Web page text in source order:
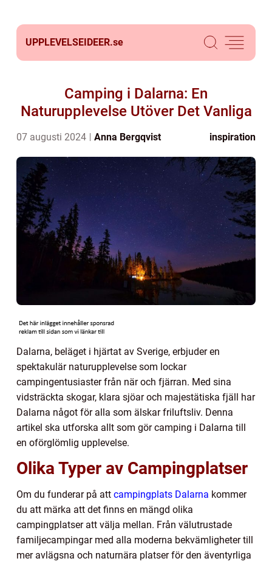
UPPLEVELSEIDEER.se
Camping i Dalarna: En
Naturupplevelse Utöver Det Vanliga
07 augusti 2024 Anna Bergqvist inspiration
Dalarna, beläget i hjärtat av Sverige, erbjuder en
spektakulär naturupplevelse som lockar
campingentusiaster från när och fjärran. Med sina
vidsträckta skogar, klara sjöar och majestätiska fjäll har
Dalarna något för alla som älskar friluftsliv. Denna
artikel ska utforska allt som gör camping i Dalarna till
en oförglömlig upplevelse.
Olika Typer av Campingplatser
Om du funderar på att campingplats Dalarna kommer
du att märka att det finns en mängd olika
campingplatser att välja mellan. Från välutrustade
familjecampingar med alla moderna bekvämligheter till
mer avlägsna och naturnära platser för den äventyrliga